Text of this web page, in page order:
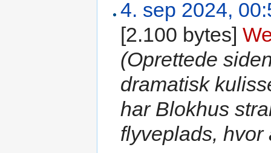
4. sep 2024,
[2.100 bytes] ‎
(Oprettede
dramatisk
har Blokhus
flyveplads, hvor